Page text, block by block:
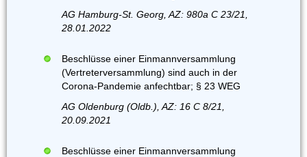
AG Hamburg-St. Georg, AZ: 980a C 23/21,
28.01.2022
Beschlüsse einer Einmannversammlung
(Vertreterversammlung) sind auch in der
Corona-Pandemie anfechtbar; § 23 WEG
AG Oldenburg (Oldb.), AZ: 16 C 8/21,
20.09.2021
Beschlüsse einer Einmannversammlung